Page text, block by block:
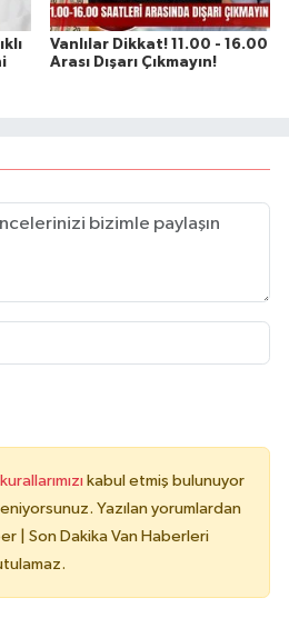
Vanlılar Dikkat! 11.00 - 16.00
Arası Dışarı Çıkmayın!
kabul etmiş bulunuyor
Yazılan yorumlardan
| Son Dakika Van Haberleri